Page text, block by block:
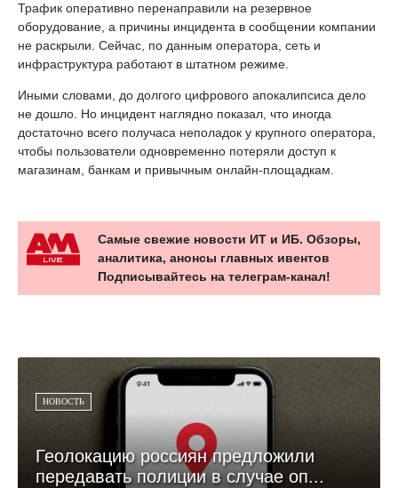
Трафик оперативно перенаправили на резервное
оборудование, а причины инцидента в сообщении компании
не раскрыли. Сейчас, по данным оператора, сеть и
инфраструктура работают в штатном режиме.
Иными словами, до долгого цифрового апокалипсиса дело
не дошло. Но инцидент наглядно показал, что иногда
достаточно всего получаса неполадок у крупного оператора,
чтобы пользователи одновременно потеряли доступ к
магазинам, банкам и привычным онлайн-площадкам.
Самые свежие новости ИТ и ИБ. Обзоры,
аналитика, анонсы главных ивентов
Подписывайтесь на телеграм-канал!
НОВОСТЬ
Геолокацию россиян предложили
передавать полиции в случае оп...